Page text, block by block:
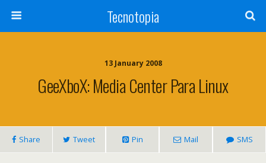
Tecnotopia
13 January 2008
GeeXboX: Media Center Para Linux
Share Tweet Pin Mail SMS